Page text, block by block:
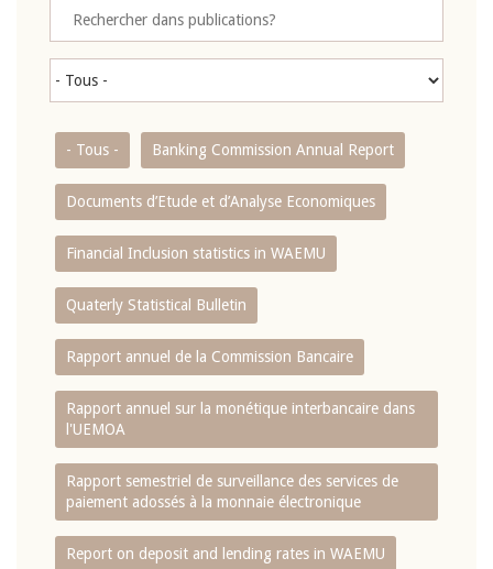
- Tous - Banking Commission Annual Report
Documents d’Etude et d’Analyse Economiques
Financial Inclusion statistics in WAEMU
Quaterly Statistical Bulletin
Rapport annuel de la Commission Bancaire
Rapport annuel sur la monétique interbancaire dans
l'UEMOA
Rapport semestriel de surveillance des services de
paiement adossés à la monnaie électronique
Report on deposit and lending rates in WAEMU